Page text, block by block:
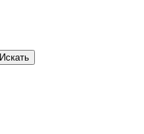
Искать